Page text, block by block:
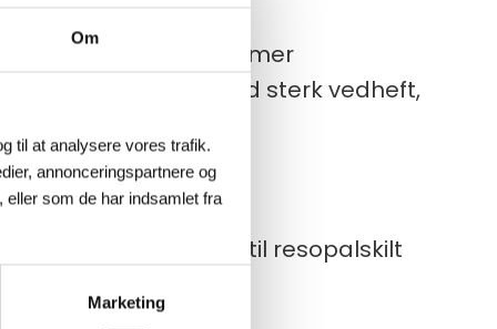
Om
til at analysere vores trafik.
annonceringspartnere og
som de har indsamlet fra
Marketing
gir en raskere og mer
merkinger med sterk vedheft,
fleksibelt alternativ til resopalskilt
på termoprintere